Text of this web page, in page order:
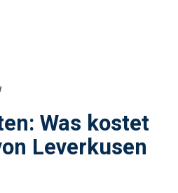
Was kostet
Leverkusen